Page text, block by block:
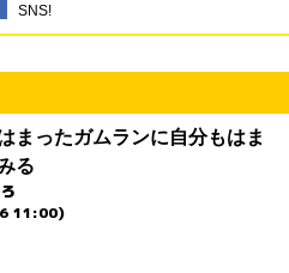
SNS!
まったガムランに自分もはま
る
11:00)